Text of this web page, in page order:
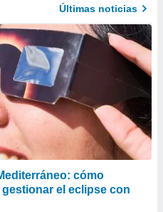
Últimas noticias
cómo
el eclipse con